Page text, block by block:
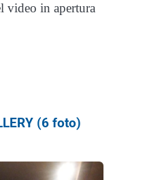
video in apertura
(6 foto)